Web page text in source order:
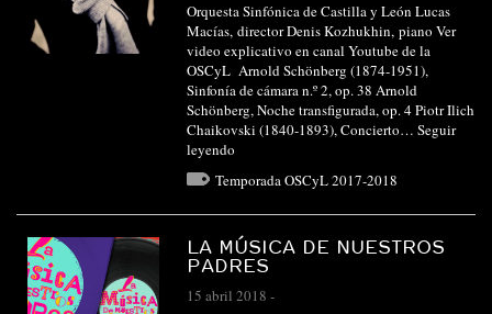
Orquesta Sinfónica de Castilla y León Lucas
Macías, director Denis Kozhukhin, piano Ver
video explicativo en canal Youtube de la
OSCyL Arnold Schönberg (1874-1951),
Sinfonía de cámara n.º 2, op. 38 Arnold
Schönberg, Noche transfigurada, op. 4 Piotr Ilich
Chaikovski (1840-1893), Concierto… Seguir
leyendo
Temporada OSCyL 2017-2018
LA MÚSICA DE NUESTROS
PADRES
15 abril 2018 -